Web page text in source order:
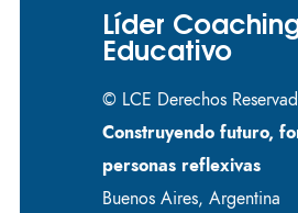
Líder
Educativo
© LCE Derechos
Construyendo futuro,
personas reflexivas
Buenos Aires, Argentina